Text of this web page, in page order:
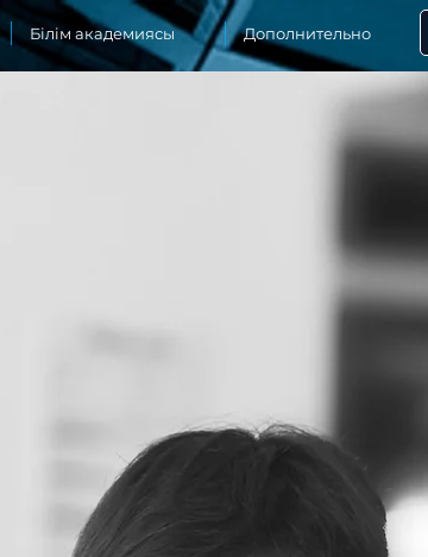
Білім академиясы Дополнительно